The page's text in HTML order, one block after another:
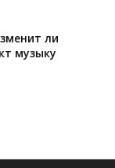
ли
музыку